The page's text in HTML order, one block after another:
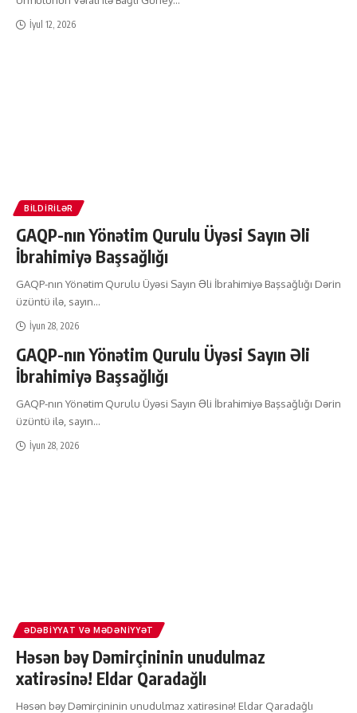
İyul 12, 2026
BILDIRILƏR
GAQP-nın Yönətim Qurulu Üyəsi Sayın Əli
İbrahimiyə Başsağlığı
GAQP-nın Yönətim Qurulu Üyəsi Sayın Əli İbrahimiyə Başsağlığı Dərin
üzüntü ilə, sayın…
İyun 28, 2026
GAQP-nın Yönətim Qurulu Üyəsi Sayın Əli
İbrahimiyə Başsağlığı
GAQP-nın Yönətim Qurulu Üyəsi Sayın Əli İbrahimiyə Başsağlığı Dərin
üzüntü ilə, sayın…
İyun 28, 2026
ƏDƏBIYYAT VƏ MƏDƏNIYYƏT
Həsən bəy Dəmirçininin unudulmaz
xatirəsinə! Eldar Qaradağlı
Həsən bəy Dəmirçininin unudulmaz xatirəsinə! Eldar Qaradağlı